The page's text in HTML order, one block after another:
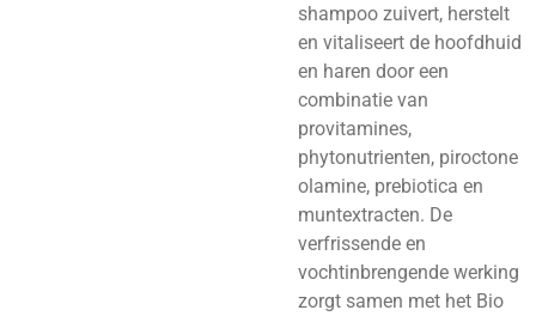
shampoo zuivert, herstelt
en vitaliseert de hoofdhuid
en haren door een
combinatie van
provitamines,
phytonutrienten, piroctone
olamine, prebiotica en
muntextracten. De
verfrissende en
vochtinbrengende werking
zorgt samen met het Bio